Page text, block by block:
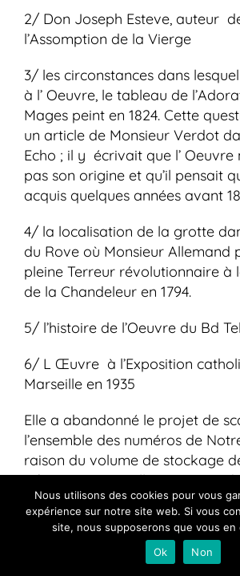
2/ Don Joseph Esteve, auteur
l’Assomption de la Vierge
3/ les circonstances dans
à l’ Oeuvre, le tableau de
Mages peint en 1824. Cette
un article de Monsieur Verdot
Echo ; il y écrivait que l’ Oeuvre
pas son origine et qu’il pensait
acquis quelques années avant
4/ la localisation de la grotte
du Rove où Monsieur Allemand
pleine Terreur révolutionnaire à
de la Chandeleur en 1794.
5/ l’histoire de l’Oeuvre du Bd
6/ L Œuvre à l’Exposition
Marseille en 1935
Elle a abandonné le projet de
l’ensemble des numéros de
raison du volume de stockage
informations à collecter ( près
de 15 pages…) .
La Commission s’interroge sur
pourraient être utilisés pour
Nous utilisons des cookies pour vous
expérience sur notre site web. Si vous
site, nous supposerons que vous en
Ok
Non